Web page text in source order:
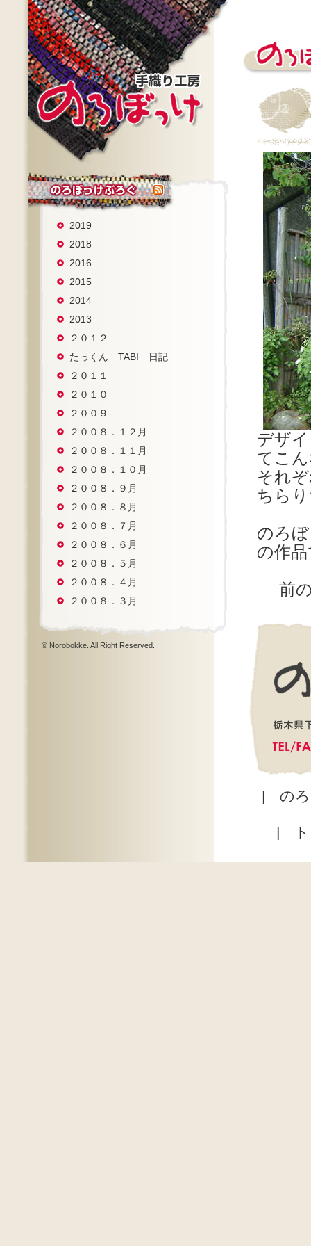
2019
2018
2016
2015
2014
2013
２０１２
たっくん TABI 日記
２０１１
２０１０
２００９
２００８．１２月
２００８．１１月
２００８．１０月
２００８．９月
２００８．８月
２００８．７月
２００８．６月
２００８．５月
２００８．４月
２００８．３月
© Norobokke. All Right Reserved.
デザ
てこ
それ
ちら
のろ
の作
前
| の
|